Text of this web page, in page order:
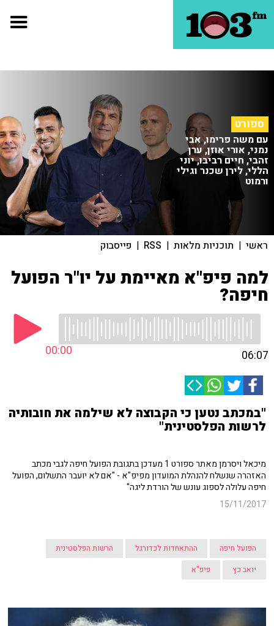
ספורט
עם משה פרימו, אבי
נמני, אורי אוזן, ערן
זהבי, חיים רביבו, יוני
הללי, לירן שכנר וגילי
ורמוט
ראשי | תוכניות מלאות |
RSS
| פייסבוק
למה פיפ"א מאיימת על יו"ר הפועל
חיפה?
00:00 06:07
"במכתב נטען כי הקבוצה לא שילמה את חובותיה
לרשות הפלסטינית"
מיכאל ויסרמן מאתר ספורט 1 מעדכן בתגובת הפועל חיפה לגבי מכתב
האזהרה שנשלח להנהלת המועדון מפיפ"א - "אם לא יועבר התשלום, הפועל
חיפה עלולה לספוג עונש של הורדת ליגה"
15/11/2017
הפועל חיפה ההתאחדות לכדורגל
הרשות הפלסטינית
יואב כץ
פיפ"א